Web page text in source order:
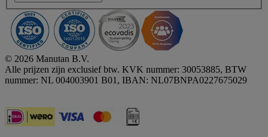
© 2026 Manutan B.V.
Alle prijzen zijn exclusief btw. KVK nummer: 30053885, BTW
nummer: NL 004003901 B01, IBAN: NL07BNPA0227675029